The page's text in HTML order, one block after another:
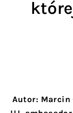
Autor: Marcin